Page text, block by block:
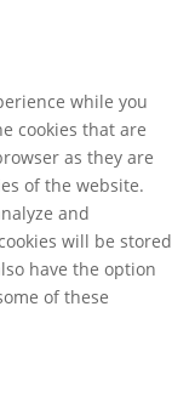
while you
cookies that are
as they are
of the website.
and
will be stored
have the option
of these